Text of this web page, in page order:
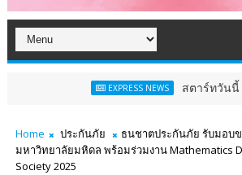
EXPRESS NEWS สตาร์ทวันนี้ - 9 ส.ค
Home ประกันภัย
ธนชาตประกันภัย รับมอบ
มหาวิทยาลัยมหิดล พร้อมร่วมงาน Mathematics
Society 2025